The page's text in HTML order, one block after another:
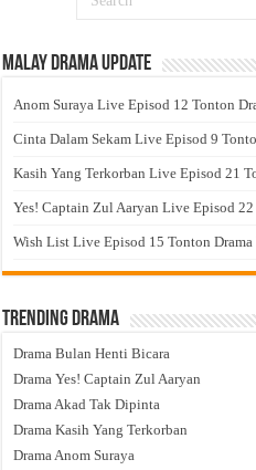
Malay Drama Update
Anom Suraya Live Episod 12 Tonton
Cinta Dalam Sekam Live Episod 9
Kasih Yang Terkorban Live Episod 21
Yes! Captain Zul Aaryan Live Episod
Wish List Live Episod 15 Tonton Drama
Trending Drama
Drama Bulan Henti Bicara
Drama Yes! Captain Zul Aaryan
Drama Akad Tak Dipinta
Drama Kasih Yang Terkorban
Drama Anom Suraya